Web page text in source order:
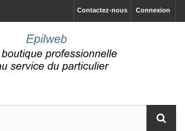
Connexion
Contactez-nous